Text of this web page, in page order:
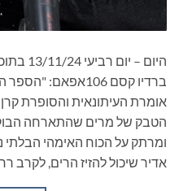
היום –
ברדיו קסם
אומרת העיתונאית והסופרת
הטבק של מרים שהתארחה
ומרתק על הכוח האימהי הבלתי
אדיר שיכול להזיז הרים, לקרב